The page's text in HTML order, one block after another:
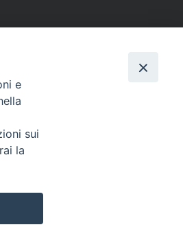
Direttore Responsabile Giuseppe Rabita
Amministrativo Salvatore Bruno
Via Cammarata, 21 – Piazza Armerina
Tribunale di Enna n. 113 del 24/2/2007
e
sui
la